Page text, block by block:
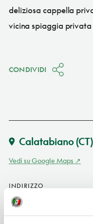
deliziosa cappella
vicina spiaggia privata
CONDIVIDI
Calatabiano(CT)
Vedi su Google Maps
INDIRIZZO
via S. Marco 40 - 95011
Calatabiano (CT)